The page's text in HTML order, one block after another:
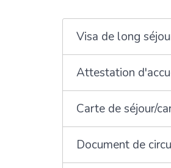
Visa de long
Attestation
Carte de séjour/
Document de